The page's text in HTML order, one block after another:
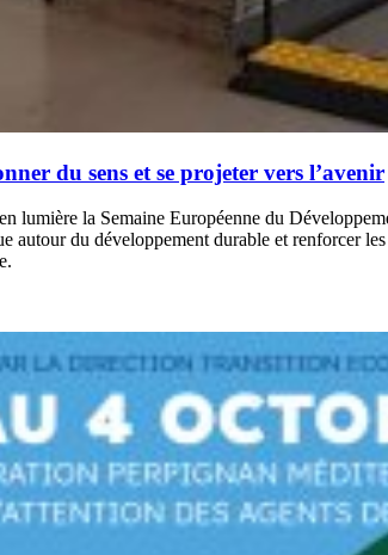
du sens et se projeter vers l’avenir
la Semaine Européenne du
du développement durable et renforcer